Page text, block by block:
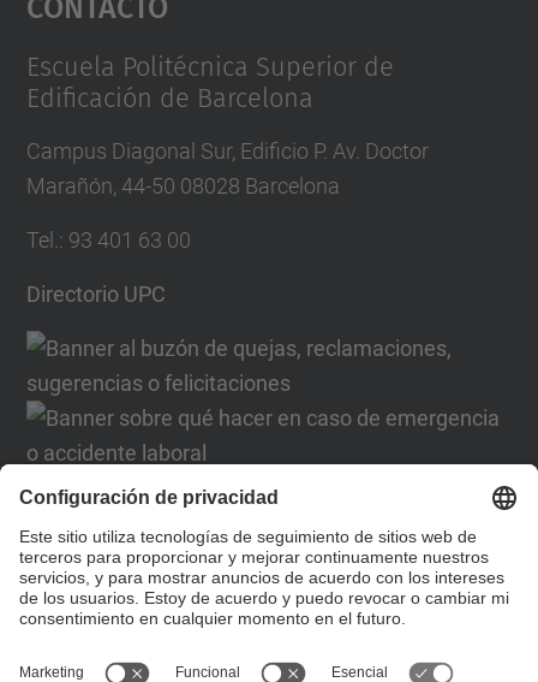
Escuela Politécnica Superior de
Edificación de Barcelona
Campus Diagonal Sur, Edificio P. Av. Doctor
Marañón, 44-50 08028 Barcelona
Tel. : 93 401 63 00
Directorio UPC
Formulario de contacto
Lista Redes Sociales